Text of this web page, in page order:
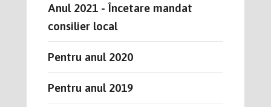
Anul 2021 - Încetare mandat
consilier local
Pentru anul 2020
Pentru anul 2019